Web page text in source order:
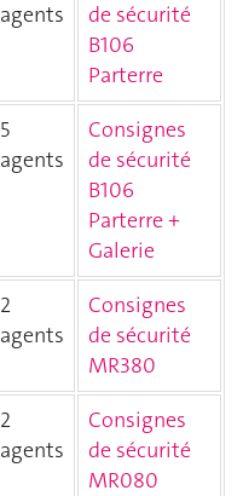
agents
de sécurité
B106
Parterre
5
agents
Consignes
de sécurité
B106
Parterre +
Galerie
2
agents
Consignes
de sécurité
MR380
2
agents
Consignes
de sécurité
MR080